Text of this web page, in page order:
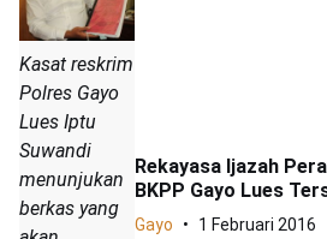
Kasat reskrim
Polres Gayo
Lues Iptu
Suwandi
menunjukan
berkas yang
Rekayasa Ijazah
BKPP Gayo Lues
Gayo 1 Februari 2016